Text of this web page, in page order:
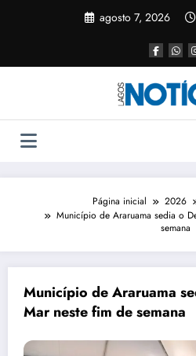
agosto 7, 2026
Página inicial 2026
Município de Araruama sedia o
semana
Município de Araruama
Mar neste fim de semana